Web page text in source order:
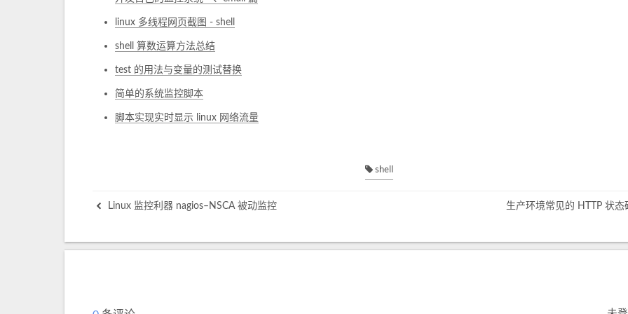
linux 多线程网页截图 - shell
shell 算数运算方法总结
test 的用法与变量的测试替换
简单的系统监控脚本
脚本实现实时显示 linux 网络流量
shell
Linux 监控利器 nagios–NSCA 被动监控 生产环境常见的 HTTP 状态